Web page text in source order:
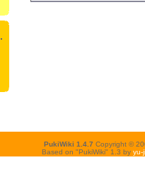
PukiWiki 1.4.7 Copyright ©
Based on "PukiWiki" 1.3 by yu-ji